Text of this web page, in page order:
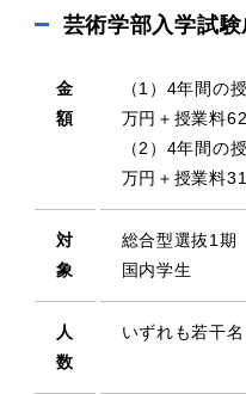
芸術学部入学試
金
額
（1）4年間の
万円＋授業料
（2）4年間の
万円＋授業料
対
象
総合型選抜1期
国内学生
人
数
いずれも若干名